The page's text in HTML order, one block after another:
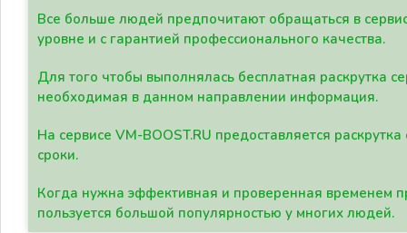
Все больше людей предпочитают обращаться в
уровне и с гарантией профессионального качества.
Для того чтобы выполнялась бесплатная раскрутка
необходимая в данном направлении информация.
На сервисе VM-BOOST.RU предоставляется
сроки.
Когда нужна эффективная и проверенная временем
пользуется большой популярностью у многих людей.